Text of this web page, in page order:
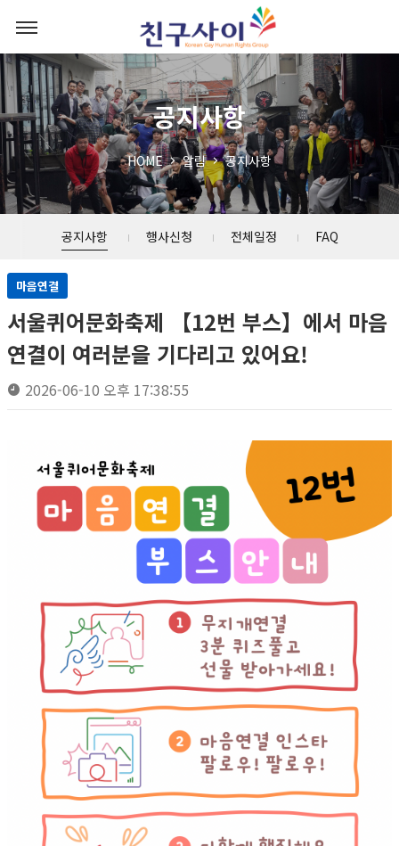
공지사항
HOME 알림 공지사항
공지사항 행사신청 전체일정 FAQ
마음연결
서울퀴어문화축제 【12번 부스】에서 마음
연결이 여러분을 기다리고 있어요!
2026-06-10 오후 17:38:55